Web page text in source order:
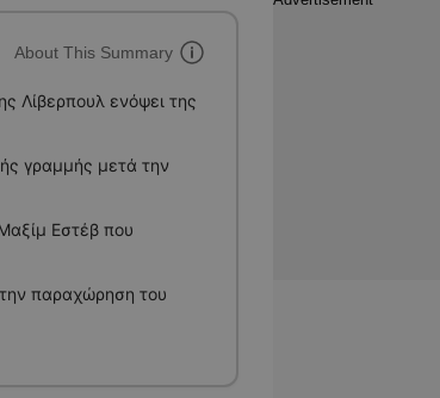
About This Summary
Λίβερπουλ ενόψει της
γραμμής μετά την
Εστέβ που
παραχώρηση του